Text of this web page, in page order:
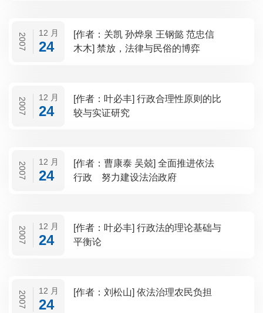
2007 12 月
24
[作者：关凯 孙烨泉 王钢懿 范忠信
木木] 禁放，法律与民俗的博弈
2007 12 月
24
[作者：叶必丰] 行政合理性原则的比
较与实证研究
2007 12 月
24
[作者：曹康泰 吴兢] 全面推进依法
行政 努力建设法治政府
2007 12 月
24
[作者：叶必丰] 行政法的理论基础与
平衡论
2007 12 月
24
[作者：刘松山] 依法治理农民负担